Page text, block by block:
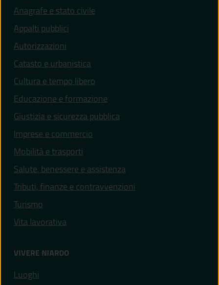
Anagrafe e stato civile
Appalti pubblici
Autorizzazioni
Catasto e urbanistica
Cultura e tempo libero
Educazione e formazione
Giustizia e sicurezza pubblica
Imprese e commercio
Mobilità e trasporti
Salute, benessere e assistenza
Tributi, finanze e contravvenzioni
Turismo
Vita lavorativa
VIVERE NIARDO
Luoghi